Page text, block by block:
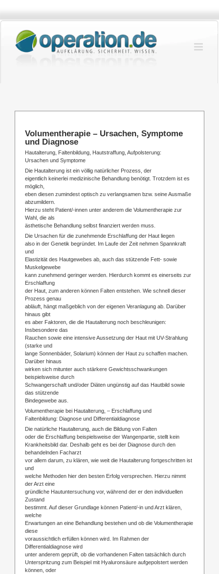
springen
Volumentherapie – Ursachen, Symptome
und Diagnose
Hautalterung, Faltenbildung, Hautstraffung, Aufpolsterung:
Ursachen und Symptome
Die Hautalterung ist ein völlig natürlicher Prozess, der
eigentlich keinerlei medizinische Behandlung benötigt. Trotzdem ist es
möglich,
eben diesen zumindest optisch zu verlangsamen bzw. seine Ausmaße
abzumildern.
Hierzu steht Patient/-innen unter anderem die Volumentherapie zur
Wahl, die als
ästhetische Behandlung selbst finanziert werden muss.
Die Ursachen für die zunehmende Erschlaffung der Haut liegen
also in der Genetik begründet. Im Laufe der Zeit nehmen Spannkraft
und
Elastizität des Hautgewebes ab, auch das stützende Fett- sowie
Muskelgewebe
kann zunehmend geringer werden. Hierdurch kommt es einerseits zur
Erschlaffung
der Haut, zum anderen können Falten entstehen. Wie schnell dieser
Prozess genau
abläuft, hängt maßgeblich von der eigenen Veranlagung ab. Darüber
hinaus gibt
es aber Faktoren, die die Hautalterung noch beschleunigen:
Insbesondere das
Rauchen sowie eine intensive Aussetzung der Haut mit UV-Strahlung
(starke und
lange Sonnenbäder, Solarium) können der Haut zu schaffen machen.
Darüber hinaus
wirken sich mitunter auch stärkere Gewichtsschwankungen
beispielsweise durch
Schwangerschaft und/oder Diäten ungünstig auf das Hautbild sowie
das stützende
Bindegewebe aus.
Volumentherapie bei Hautalterung, – Erschlaffung und
Faltenbildung: Diagnose und Differentialdiagnose
Die natürliche Hautalterung, auch die Bildung von Falten
oder die Erschlaffung beispielsweise der Wangenpartie, stellt kein
Krankheitsbild dar. Deshalb geht es bei der Diagnose durch den
behandelnden Facharzt
vor allem darum, zu klären, wie weit die Hautalterung fortgeschritten ist
und
welche Methoden hier den besten Erfolg versprechen. Hierzu nimmt
der Arzt eine
gründliche Hautuntersuchung vor, während der er den individuellen
Zustand
bestimmt. Auf dieser Grundlage können Patient/-in und Arzt klären,
welche
Erwartungen an eine Behandlung bestehen und ob die Volumentherapie
diese
voraussichtlich erfüllen können wird. Im Rahmen der
Differentialdiagnose wird
unter anderem geprüft, ob die vorhandenen Falten tatsächlich durch
Unterspritzung zum Beispiel mit Hyaluronsäure aufgepolstert werden
können, oder